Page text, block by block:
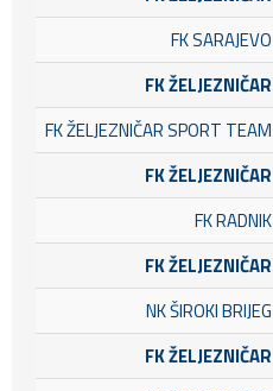
FK SARAJEVO
FK ŽELJEZNIČAR
FK ŽELJEZNIČAR SPORT TEAM
FK ŽELJEZNIČAR
FK RADNIK
FK ŽELJEZNIČAR
NK ŠIROKI BRIJEG
FK ŽELJEZNIČAR